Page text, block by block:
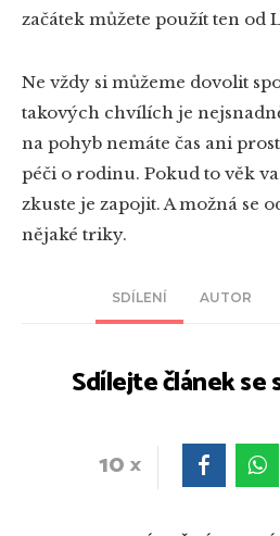
SDÍLENÍ AUTOR
Sdílejte článek se
10
začátek můžete použít ten od
Ne vždy si můžeme dovolit
takových chvílích je
na pohyb nemáte čas ani
péči o rodinu. Pokud to věk
zkuste je zapojit. A možná se
nějaké triky.